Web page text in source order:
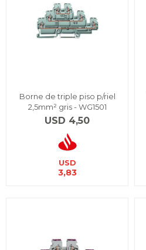
Borne de triple piso p/riel
2,5mm² gris - WG1501
USD 4,50
USD
3,83